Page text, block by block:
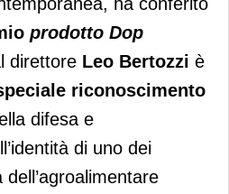
prodotto Dop
direttore Leo Bertozzi è
riconoscimento
difesa e
di uno dei
dell’agroalimentare